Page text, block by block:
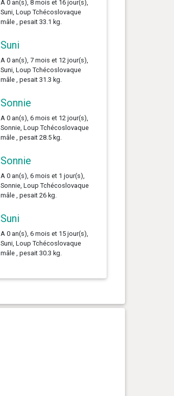
A 0 an(s), 8 mois et 16 jour(s),
Suni, Loup Tchécoslovaque
mâle , pesait 33.1 kg.
Suni
A 0 an(s), 7 mois et 12 jour(s),
Suni, Loup Tchécoslovaque
mâle , pesait 31.3 kg.
Sonnie
A 0 an(s), 6 mois et 12 jour(s),
Sonnie, Loup Tchécoslovaque
mâle , pesait 28.5 kg.
Sonnie
A 0 an(s), 6 mois et 1 jour(s),
Sonnie, Loup Tchécoslovaque
mâle , pesait 26 kg.
Suni
A 0 an(s), 6 mois et 15 jour(s),
Suni, Loup Tchécoslovaque
mâle , pesait 30.3 kg.